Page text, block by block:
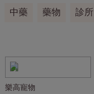
中藥 藥物 診所
樂高寵物